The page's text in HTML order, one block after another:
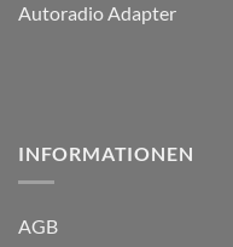
Autoradio Adapter
INFORMATIONEN
AGB